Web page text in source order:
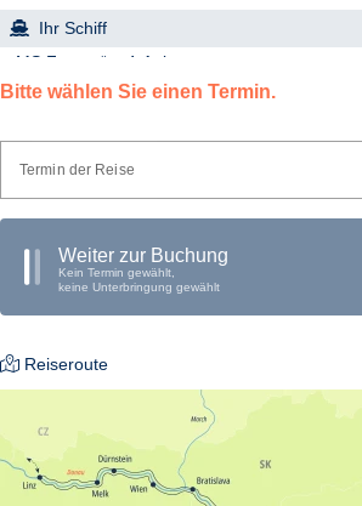
Ihr Schiff
„MS France“ – 4-Anker
Baujahr: 2001, Renovierung: 2016,
Außenkabinen: 78
Vintage-Design. Klassische
die Mode der 1960er Jahre, während
Restaurant und der Salon mit Bar
zur Verfügung.
Alle 78 klimatisierten Außenkabinen (ca.
Frischlufteinlass) ausgestattet.
Ausflüge:
inklusive
deutsch, französisch
Kabinennummer:
Gern nehmen wir Ihre Wünsche
Bitte wählen Sie einen Termin.
Termin der Reise
Weiter zur Buchung
Kein Termin gewählt,
keine Unterbringung gewählt
Reiseroute